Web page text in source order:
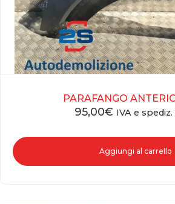
PARAFANGO
95,00€ IVA e spediz.
Aggiungi al carrello